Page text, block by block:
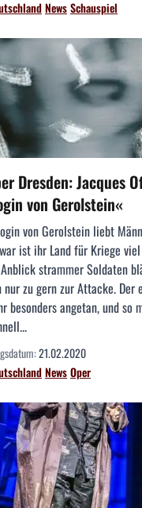
NewsSchauspiel
Dresden: Jacques
von Gerolstein«
von Gerolstein liebt
ist ihr Land für Kriege
strammer Soldaten
nur zu gern zur Attacke. Der
besonders angetan, und so
21.02.2020
NewsOper